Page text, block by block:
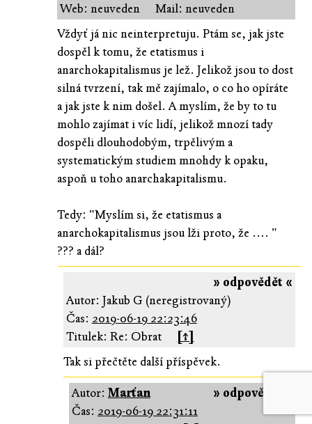
Web: neuveden
Mail: neuveden
Vždyť já nic neinterpretuju. Ptám se, jak jste
dospěl k tomu, že etatismus i
anarchokapitalismus je lež. Jelikož jsou to dost
silná tvrzení, tak mě zajímalo, o co ho opíráte
a jak jste k nim došel. A myslím, že by to tu
mohlo zajímat i víc lidí, jelikož mnozí tady
dospěli dlouhodobým, trpělivým a
systematickým studiem mnohdy k opaku,
aspoň u toho anarchakapitalismu.
Tedy: "Myslím si, že etatismus a
anarchokapitalismus jsou lži proto, že .... "
??? a dál?
» odpovědět «
Autor: Jakub G (neregistrovaný)
Čas: 2019-06-19 22:23:46
Titulek: Re: Obrat
[↑]
Tak si přečtěte další příspěvek.
» odpovědět «
Autor: Marťan
Čas: 2019-06-19 22:31:11